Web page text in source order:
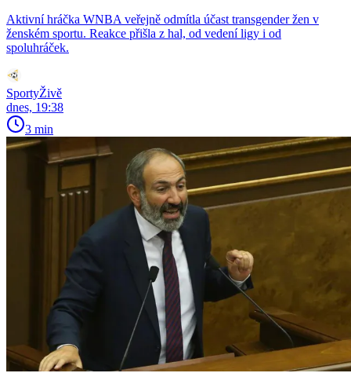
Aktivní hráčka WNBA veřejně odmítla účast transgender žen v
ženském sportu. Reakce přišla z hal, od vedení ligy i od
spoluhráček.
SportyŽivě
dnes, 19:38
3 min